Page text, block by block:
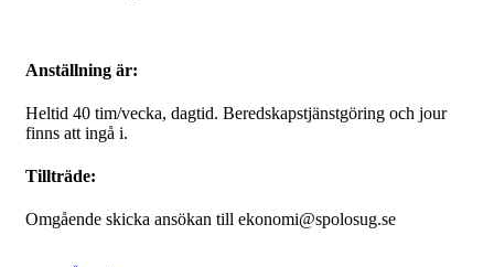
Anställning är:
Heltid 40 tim/vecka, dagtid. Beredskapstjänstgöring och jour
finns att ingå i.
Tillträde:
Omgående skicka ansökan till ekonomi@spolosug.se